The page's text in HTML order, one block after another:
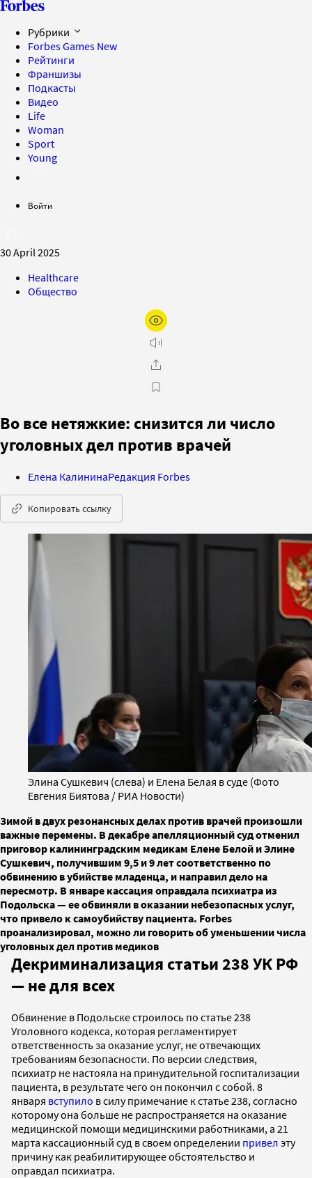
Рубрики
Forbes Games New
Рейтинги
Франшизы
Подкасты
Видео
Life
Woman
Sport
Young
Войти
30 April 2025
Healthcare
Общество
Во все нетяжкие: снизится ли число
уголовных дел против врачей
Елена КалининаРедакция Forbes
Копировать ссылку
Элина Сушкевич (слева) и Елена Белая в суде (Фото
Евгения Биятова / РИА Новости)
Зимой в двух резонансных делах против врачей произошли
важные перемены. В декабре апелляционный суд отменил
приговор калининградским медикам Елене Белой и Элине
Сушкевич, получившим 9,5 и 9 лет соответственно по
обвинению в убийстве младенца, и направил дело на
пересмотр. В январе кассация оправдала психиатра из
Подольска — ее обвиняли в оказании небезопасных услуг,
что привело к самоубийству пациента. Forbes
проанализировал, можно ли говорить об уменьшении числа
уголовных дел против медиков
Декриминализация статьи 238 УК РФ
— не для всех
Обвинение в Подольске строилось по статье 238
Уголовного кодекса, которая регламентирует
ответственность за оказание услуг, не отвечающих
требованиям безопасности. По версии следствия,
психиатр не настояла на принудительной госпитализации
пациента, в результате чего он покончил с собой. 8
января вступило в силу примечание к статье 238, согласно
которому она больше не распространяется на оказание
медицинской помощи медицинскими работниками, а 21
марта кассационный суд в своем определении привел эту
причину как реабилитирующее обстоятельство и
оправдал психиатра.